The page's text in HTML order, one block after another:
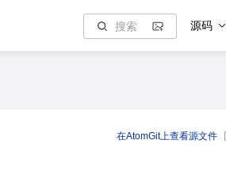
源码
在AtomGit上查看源文件